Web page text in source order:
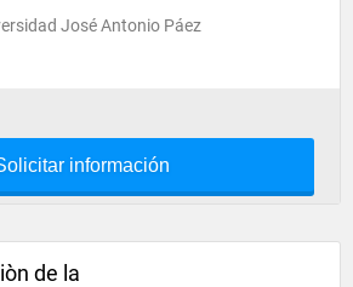
José Antonio Páez
información
de la